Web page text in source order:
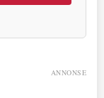
ANNONSE